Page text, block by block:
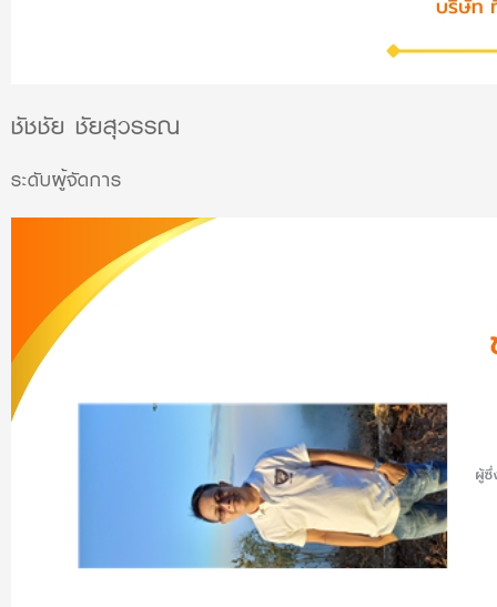
ชัชชัย ชัยสุวรรณ
ระดับผู้จัดการ